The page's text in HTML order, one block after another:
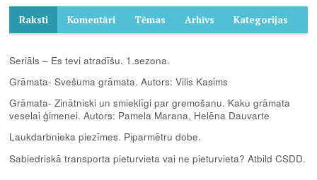
Raksti Komentāri Tēmas Arhīvs Kategorijas
Seriāls – Es tevi atradīšu. 1.sezona.
Grāmata- Svešuma grāmata. Autors: Vilis Kasims
Grāmata- Zinātniski un smieklīgi par gremošanu. Kaku grāmata
veselai ģimenei. Autors: Pamela Marana, Helēna Dauvarte
Laukdarbnieka piezīmes. Piparmētru dobe.
Sabiedriskā transporta pieturvieta vai ne pieturvieta? Atbild CSDD.